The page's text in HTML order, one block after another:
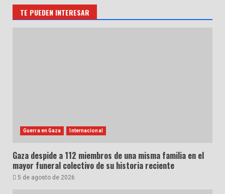
TE PUEDEN INTERESAR
Guerra en Gaza Internacional
Gaza despide a 112 miembros de una misma familia en el
mayor funeral colectivo de su historia reciente
5 de agosto de 2026